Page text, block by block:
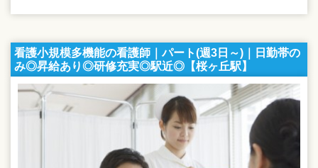
看護小規模多機能の看護師｜パート(週3日～)｜日勤帯の
み◎昇給あり◎研修充実◎駅近◎【桜ヶ丘駅】